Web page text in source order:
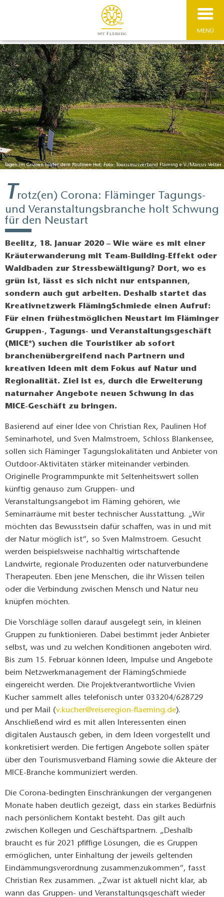
MENÜ
Tagen im Grünen hinter dem Paulinen Hof, Foto: Tourismusverband Fläming e.V./Marcus Vetter
T rotz(en) Corona: Fläminger Tagungs-
und Veranstaltungsbranche holt Schwung
für den Neustart
Beelitz, 18. Januar 2020 – Wie wäre es mit einer
Kräuterwanderung mit Team-Building-Effekt oder
Waldbaden zur Stressbewältigung? Dort, wo es
grün ist, lässt es sich nicht nur entspannen,
sondern auch gut arbeiten. Deshalb startet das
Kreativnetzwerk FlämingSchmiede einen Aufruf:
Für einen frühestmöglichen Neustart im Fläminger
Gruppen-, Tagungs- und Veranstaltungsgeschäft
(MICE*) suchen die Touristiker ab sofort
branchenübergreifend nach Partnern und
kreativen Ideen mit dem Fokus auf Natur und
Regionalität. Ziel ist es, durch die Erweiterung
naturnaher Angebote neuen Schwung in das
MICE-Geschäft zu bringen.
Basierend auf einer Idee von Christian Rex, Paulinen Hof
Seminarhotel, und Sven Malmstroem, Schloss Blankensee,
sollen sich Fläminger Tagungslokalitäten und Anbieter von
Outdoor-Aktivitäten stärker miteinander verbinden.
Originelle Programmpunkte mit Seltenheitswert sollen
künftig genauso zum Gruppen- und
Veranstaltungsangebot im Fläming gehören, wie
Seminarräume mit bester technischer Ausstattung. „Wir
möchten das Bewusstsein dafür schaffen, was in und mit
der Natur möglich ist“, so Sven Malmstroem. Gesucht
werden beispielsweise nachhaltig wirtschaftende
Landwirte, regionale Produzenten oder naturverbundene
Therapeuten. Eben jene Menschen, die ihr Wissen teilen
oder die Verbindung zwischen Mensch und Natur neu
knüpfen möchten.
Die Vorschläge sollen darauf ausgelegt sein, in kleinen
Gruppen zu funktionieren. Dabei bestimmt jeder Anbieter
selbst, was und zu welchen Konditionen angeboten wird.
Bis zum 15. Februar können Ideen, Impulse und Angebote
beim Netzwerkmanagement der FlämingSchmiede
eingereicht werden. Die Projektverantwortliche Vivien
Kucher sammelt alles telefonisch unter 033204/628729
und per Mail (v.kucher@reiseregion-flaeming.de).
Anschließend wird es mit allen Interessenten einen
digitalen Austausch geben, in dem Ideen vorgestellt und
konkretisiert werden. Die fertigen Angebote sollen später
über den Tourismusverband Fläming sowie die Akteure der
MICE-Branche kommuniziert werden.
Die Corona-bedingten Einschränkungen der vergangenen
Monate haben deutlich gezeigt, dass ein starkes Bedürfnis
nach persönlichem Kontakt besteht. Das gilt auch
zwischen Kollegen und Geschäftspartnern. „Deshalb
braucht es für 2021 pfiffige Lösungen, die es Gruppen
ermöglichen, unter Einhaltung der jeweils geltenden
Eindämmungsverordnung zusammenzukommen“, fasst
Christian Rex zusammen. „Zwar ist aktuell nicht klar, ab
wann das Gruppen- und Veranstaltungsgeschäft wieder